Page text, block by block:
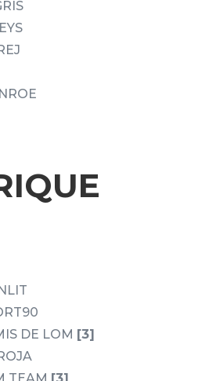
DE LOM [3]